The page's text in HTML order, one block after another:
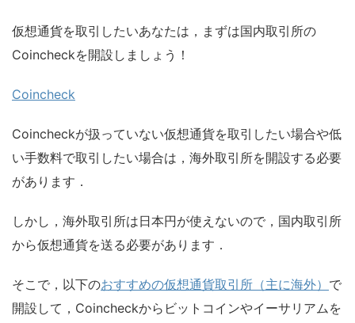
仮想通貨を取引したいあなたは，まずは国内取引所の
Coincheckを開設しましょう！
Coincheck
Coincheckが扱っていない仮想通貨を取引したい場合や低
い手数料で取引したい場合は，海外取引所を開設する必要
があります．
しかし，海外取引所は日本円が使えないので，国内取引所
から仮想通貨を送る必要があります．
そこで，以下のおすすめの仮想通貨取引所（主に海外） で
開設して，Coincheckからビットコインやイーサリアムを